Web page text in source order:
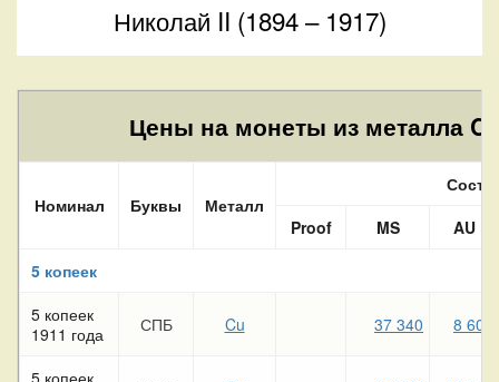
Николай II (1894 – 1917)
Цены на монеты из металла
Номинал Буквы Металл
Proof
MS
AU
5 копеек
5 копеек
1911 года
СПБ Cu 37 340 8 600
5 копеек